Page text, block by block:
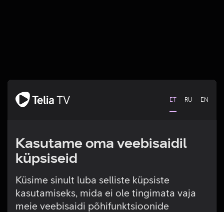
ET RU EN
Kasutame oma veebisaidil
küpsiseid
Küsime sinult luba selliste küpsiste
kasutamiseks, mida ei ole tingimata vaja
meie veebisaidi põhifunktsioonide
Tehniline viga